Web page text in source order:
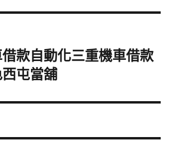
款自動化三重機車借款
屯當舖